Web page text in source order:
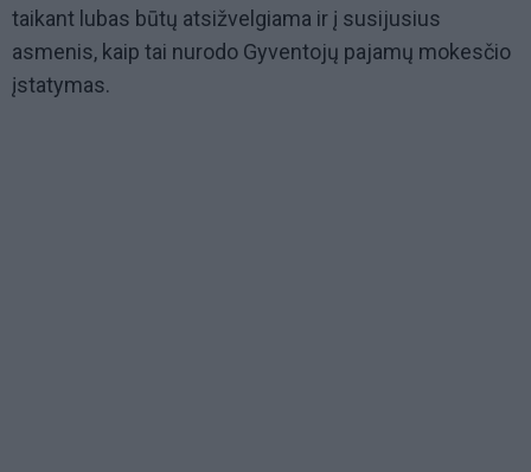
taikant lubas būtų atsižvelgiama ir į susijusius
asmenis, kaip tai nurodo Gyventojų pajamų mokesčio
įstatymas.